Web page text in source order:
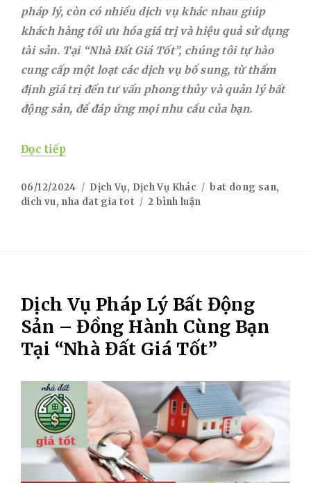
pháp lý, còn có nhiều dịch vụ khác nhau giúp
khách hàng tối ưu hóa giá trị và hiệu quả sử dụng
tài sản. Tại “Nhà Đất Giá Tốt”, chúng tôi tự hào
cung cấp một loạt các dịch vụ bổ sung, từ thẩm
định giá trị đến tư vấn phong thủy và quản lý bất
động sản, để đáp ứng mọi nhu cầu của bạn.
Đọc tiếp“Các Dịch Vụ Khác Tại “Nhà Đất Giá Tốt””
Posted
on
06/12/2024 Categories
Dịch Vụ, Dịch Vụ Khác Tags
bat dong san,
dich vu, nha dat gia tot 2 bình luận
Đất
Giá
Tốt”
Dịch Vụ Pháp Lý Bất Động
Sản – Đồng Hành Cùng Bạn
Tại “Nhà Đất Giá Tốt”